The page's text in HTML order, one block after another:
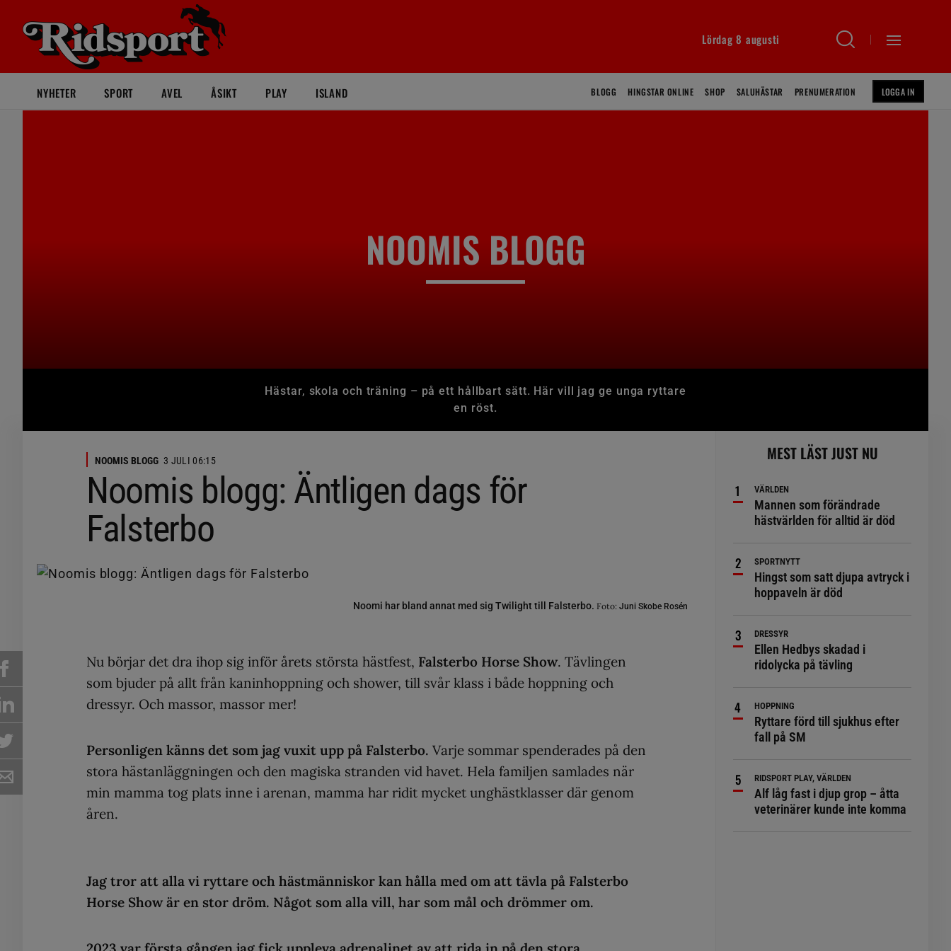
Lördag 8 augusti
NYHETER SPORT AVEL ÅSIKT PLAY ISLAND BLOGG HINGSTAR ONLINE SHOP SALUHÄSTAR PRENUMERATION LOGGA IN
NOOMIS BLOGG
Hästar, skola och träning – på ett hållbart sätt. Här vill jag ge unga ryttare
en röst.
NOOMIS BLOGG 3 JULI 06:15
Noomis blogg: Äntligen dags för
Falsterbo
Noomi har bland annat med sig Twilight till Falsterbo. Foto: Juni Skobe Rosén
Nu börjar det dra ihop sig inför årets största hästfest, Falsterbo Horse Show. Tävlingen
som bjuder på allt från kaninhoppning och shower, till svår klass i både hoppning och
dressyr. Och massor, massor mer!
Personligen känns det som jag vuxit upp på Falsterbo. Varje sommar spenderades på den
stora hästanläggningen och den magiska stranden vid havet. Hela familjen samlades när
min mamma tog plats inne i arenan, mamma har ridit mycket unghästklasser där genom
åren.
Jag tror att alla vi ryttare och hästmänniskor kan hålla med om att tävla på Falsterbo
Horse Show är en stor dröm. Något som alla vill, har som mål och drömmer om.
MEST LÄST JUST NU
VÄRLDEN
Mannen som förändrade
hästvärlden för alltid är död
SPORTNYTT
Hingst som satt djupa avtryck i
hoppaveln är död
DRESSYR
Ellen Hedbys skadad i
ridolycka på tävling
HOPPNING
Ryttare förd till sjukhus efter
fall på SM
RIDSPORT PLAY, VÄRLDEN
Alf låg fast i djup grop – åtta
veterinärer kunde inte komma